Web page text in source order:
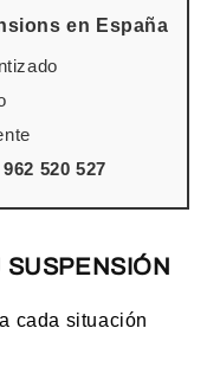
en España
962 520 527
SUSPENSIÓN
cada situación